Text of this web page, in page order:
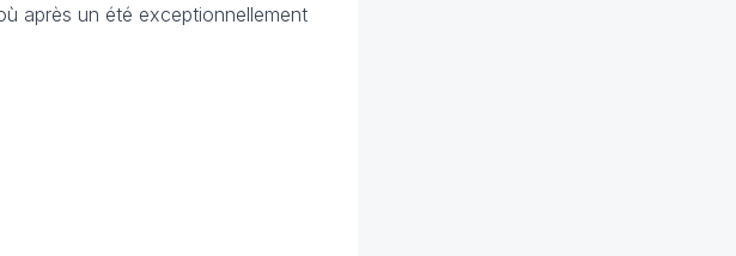
après un été exceptionnellement